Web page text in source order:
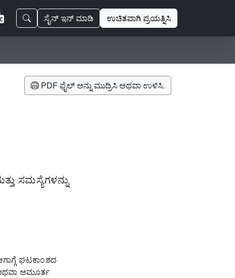
ಸೈನ್ ಇನ್ ಮಾಡಿ ಉಚಿತವಾಗಿ ಪ್ರಯತ್ನಿಸಿ
PDF ಫೈಲ್ ಅನ್ನು ಮುದ್ರಿಸಿ ಅಥವಾ ಉಳಿಸಿ.
ಸಮಸ್ಯೆಗಳನ್ನು
ಘಟಕಾಂಶದ
ಅಮೂರ್ತ